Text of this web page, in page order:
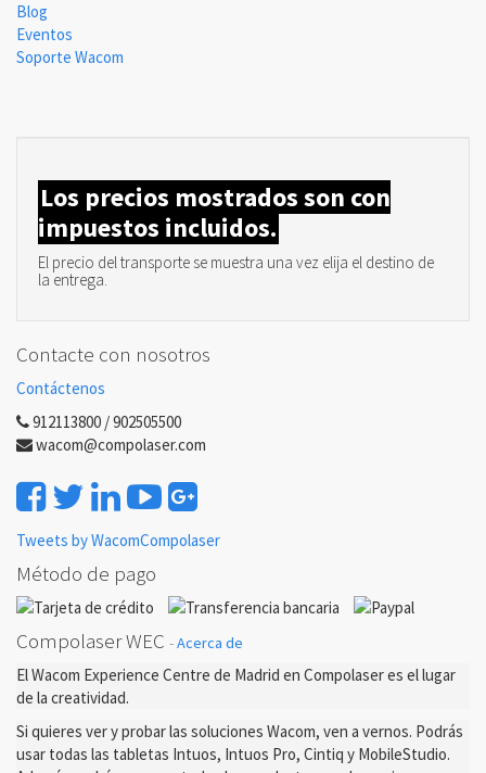
Blog
Eventos
Soporte Wacom
Los precios mostrados son con
impuestos incluidos.
El precio del transporte se muestra una vez elija el destino de
la entrega.
Contacte con nosotros
Contáctenos
912113800 / 902505500
wacom@compolaser.com
Tweets by WacomCompolaser
Método de pago
Compolaser WEC -Acerca de
El Wacom Experience Centre de Madrid en Compolaser es el lugar
de la creatividad.
Si quieres ver y probar las soluciones Wacom, ven a vernos. Podrás
usar todas las tabletas Intuos, Intuos Pro, Cintiq y MobileStudio.